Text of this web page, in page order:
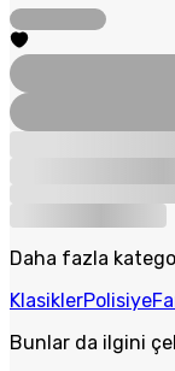
Daha fazla
KlasiklerPolisiye
Bunlar da ilgini